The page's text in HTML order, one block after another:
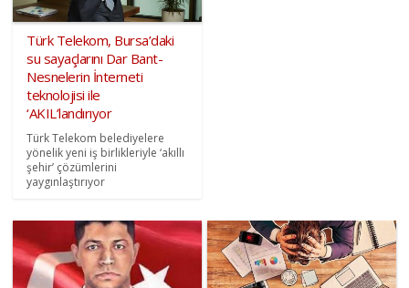
Türk Telekom, Bursa’daki
su sayaçlarını Dar Bant-
Nesnelerin İnterneti
teknolojisi ile
‘AKIL’landırıyor
Türk Telekom belediyelere
yönelik yeni iş birlikleriyle ‘akıllı
şehir’ çözümlerini
yaygınlaştırıyor